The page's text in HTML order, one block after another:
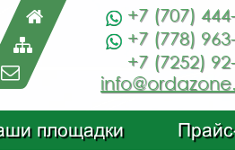
+7 (707)
+7 (778)
+7 (7252)
площадки